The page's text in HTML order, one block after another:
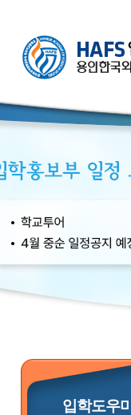
입학도우미